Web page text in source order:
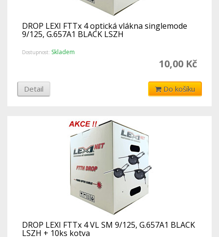
DROP LEXI FTTx 4 optická vlákna singlemode
9/125, G.657A1 BLACK LSZH
Dostupnost: Skladem
10,00 Kč
Detail Do košíku
DROP LEXI FTTx 4 VL SM 9/125, G.657A1 BLACK
LSZH + 10ks kotva